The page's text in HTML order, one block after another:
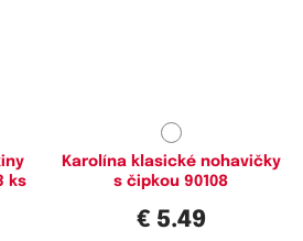
ks
Karolína klasické nohavičky
s čipkou 90108
€ 5.49